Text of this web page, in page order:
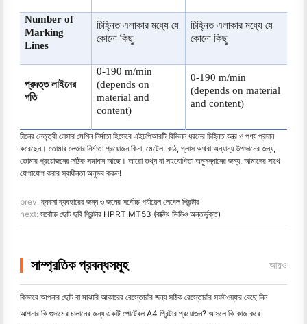
Number of
Marking
Lines
চিহ্নিত এলাকার মধ্যে যে
কোনো কিছু
চিহ্নিত এলাকার মধ্যে যে
কোনো কিছু
প্রদত্ত লাইনের
গতি
0-190 m/min
(depends on
material and
content)
0-190 m/min
(depends on material
and content)
চীনের নেতৃত্বী লেসার মেশিন নির্মাতা হিসেবে এইচপিআরটি বিভিন্ন ধরনের চিহ্নিত যন্ত্র ও পণ্য প্রদান
করেছেন। তোমার লেজার নির্মাতা প্রয়োজন কিনা, মেটেল, কাঠ, গ্লাস অথবা অন্যান্য উপাদানের জন্য,
তোমার প্রয়োজনের সঠিক সমাধান আছে। আরো তথ্য বা সহযোগিতা অনুসন্ধানের জন্য, আমাদের সাথে
যোগাযোগ করার স্বাধীনতা অনুভব করুন!
prev:ব্যবসা ব্যবহারের জন্য ৩ জনের সর্বোচ্চ পর্যায়েল লেবেল প্রিন্টার
next: সর্বোচ্চ ছোট ছবি প্রিন্টার HPRT MT53 (বাক্সিং ভিডিও অন্তর্ভুক্ত)
সাম্প্রতিক প্রবন্ধসমূহ আরও
কিভাবে আপনার ছোট বা মাঝারি আকারের রেস্তোরাঁর জন্য সঠিক রেস্তোরাঁর সফটওয়্যার বেছে নিন
আপনার কি গুদামের চালানের জন্য একটি পোর্টেবল A4 প্রিন্টার প্রয়োজন? আসলে কি কাজ করে